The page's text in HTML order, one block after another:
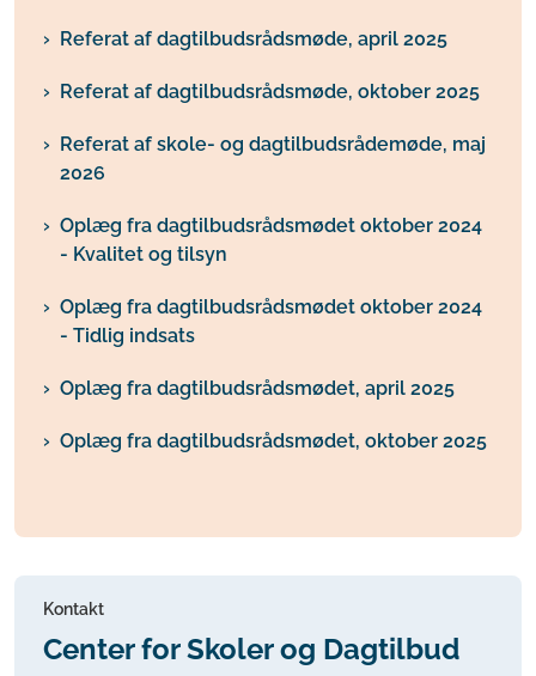
Referat af dagtilbudsrådsmøde, april 2025
Referat af dagtilbudsrådsmøde, oktober 2025
Referat af skole- og dagtilbudsrådemøde, maj
2026
Oplæg fra dagtilbudsrådsmødet oktober 2024
- Kvalitet og tilsyn
Oplæg fra dagtilbudsrådsmødet oktober 2024
- Tidlig indsats
Oplæg fra dagtilbudsrådsmødet, april 2025
Oplæg fra dagtilbudsrådsmødet, oktober 2025
Kontakt
Center for Skoler og Dagtilbud